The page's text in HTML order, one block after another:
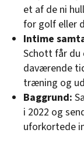
et af de ni
for golf eller
Intime
Schott får du
daværende
træning og
Baggrund:
i 2022 og
uforkortede